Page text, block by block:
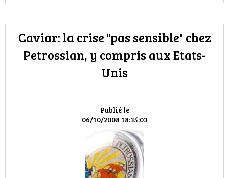
Publié le
06/10/2008 18:35:03
Caviar: la crise "pas sensible" chez
Petrossian, y compris aux Etats-
Unis